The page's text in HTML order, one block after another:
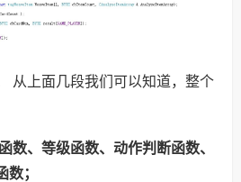
从上面几段我们可以知道，整个
数、等级函数、动作判断函数、
；